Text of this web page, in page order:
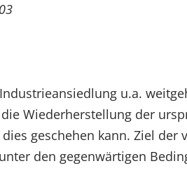
u.a.
Wiederherstellung der
geschehen kann. Ziel
den gegenwärtigen